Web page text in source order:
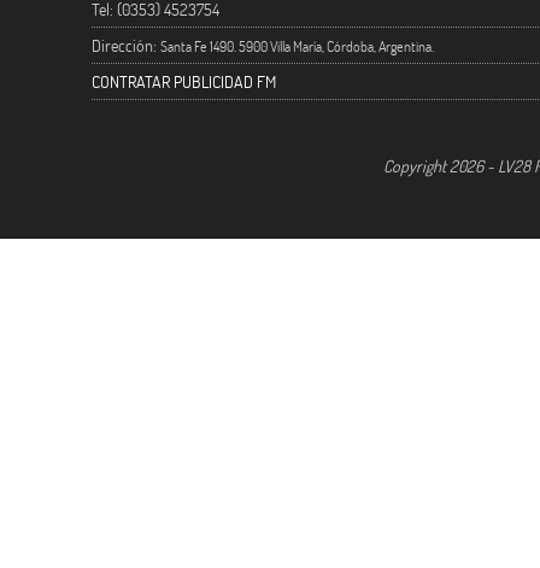
Tel: (0353) 4523754
Dirección: Santa Fe 1490. 5900 Villa María, Córdoba, Argentina.
CONTRATAR PUBLICIDAD FM
Copyright 2026 - LV28